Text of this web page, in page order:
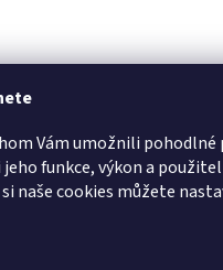
Vám umožnili
funkce, výkon a
naše cookies můžete